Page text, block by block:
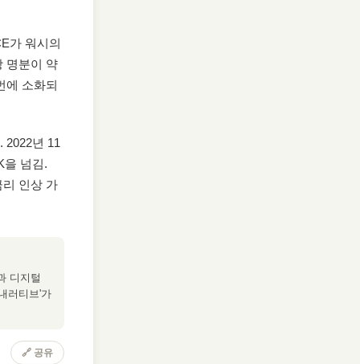
가 워시의
명분이 약
에 소화되
2022년 11
을 넘김.
인상 가
디지털
러티브'가
🔗 공유